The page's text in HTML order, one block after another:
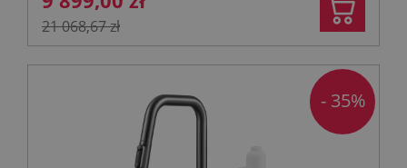
21 068,67 zł
- 35%